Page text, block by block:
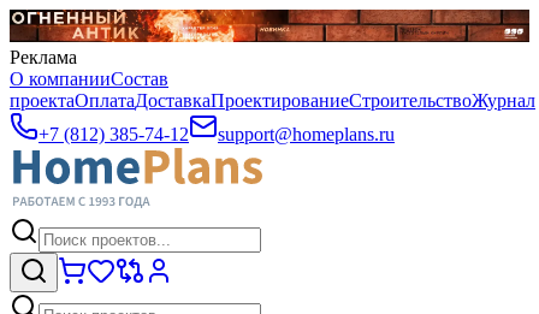
Реклама
О компанииСостав
проектаОплатаДоставкаПроектированиеСтроительствоЖурнал
+7 (812) 385-74-12
support@homeplans.ru